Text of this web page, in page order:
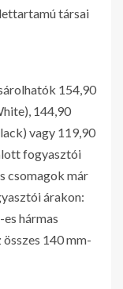
társai
154,90
144,90
vagy 119,90
fogyasztói
csomagok már
árakon:
hármas
140 mm-